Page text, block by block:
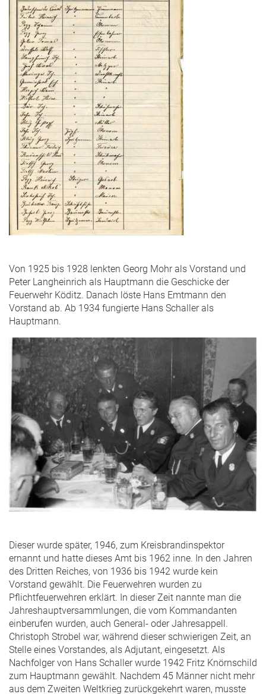
Von 1925 bis 1928 lenkten Georg Mohr als Vorstand und
Peter Langheinrich als Hauptmann die Geschicke der
Feuerwehr Köditz. Danach löste Hans Emtmann den
Vorstand ab. Ab 1934 fungierte Hans Schaller als
Hauptmann.
Dieser wurde später, 1946, zum Kreisbrandinspektor
ernannt und hatte dieses Amt bis 1962 inne. In den Jahren
des Dritten Reiches, von 1936 bis 1942 wurde kein
Vorstand gewählt. Die Feuerwehren wurden zu
Pflichtfeuerwehren erklärt. In dieser Zeit nannte man die
Jahreshauptversammlungen, die vom Kommandanten
einberufen wurden, auch General- oder Jahresappell.
Christoph Strobel war, während dieser schwierigen Zeit, an
Stelle eines Vorstandes, als Adjutant, eingesetzt. Als
Nachfolger von Hans Schaller wurde 1942 Fritz Knörnschild
zum Hauptmann gewählt. Nachdem 45 Männer nicht mehr
aus dem Zweiten Weltkrieg zurückgekehrt waren, musste